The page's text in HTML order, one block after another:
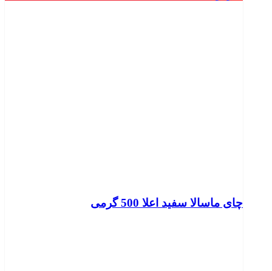
چای ماسالا سفید اعلا 500 گرمی